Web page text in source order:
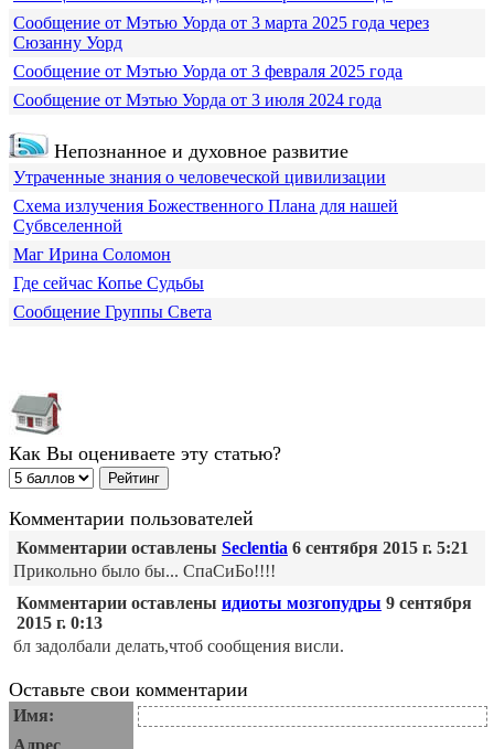
Сообщение от Мэтью Уорда от 3 марта 2025 года через
Сюзанну Уорд
Сообщение от Мэтью Уорда от 3 февраля 2025 года
Сообщение от Мэтью Уорда от 3 июля 2024 года
Непознанное и духовное развитие
Утраченные знания о человеческой цивилизации
Схема излучения Божественного Плана для нашей
Субвселенной
Маг Ирина Соломон
Где сейчас Копье Судьбы
Сообщение Группы Света
Как Вы оцениваете эту статью?
Комментарии пользователей
Комментарии оставлены Seclentia 6 сентября 2015 г. 5:21
Прикольно было бы... СпаСиБо!!!!
Комментарии оставлены идиоты мозгопудры 9 сентября
2015 г. 0:13
бл задолбали делать,чтоб сообщения висли.
Оставьте свои комментарии
Имя:
Адрес